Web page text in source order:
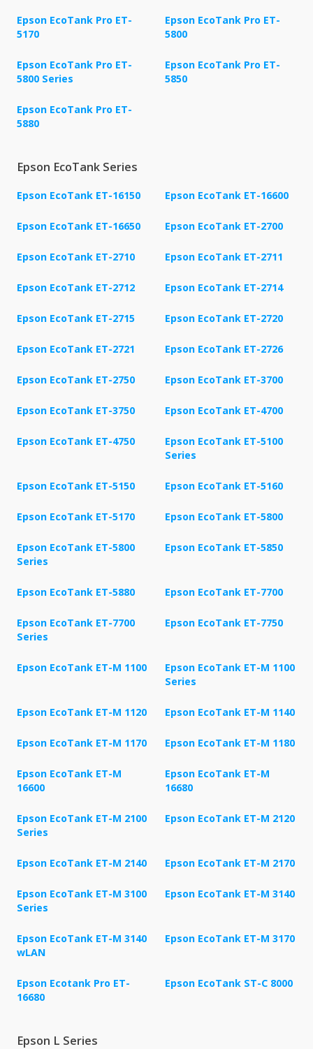
Epson EcoTank Pro ET-
5170
Epson EcoTank Pro ET-
5800
Epson EcoTank Pro ET-
5800 Series
Epson EcoTank Pro ET-
5850
Epson EcoTank Pro ET-
5880
Epson EcoTank Series
Epson EcoTank ET-16150 Epson EcoTank ET-16600
Epson EcoTank ET-16650 Epson EcoTank ET-2700
Epson EcoTank ET-2710 Epson EcoTank ET-2711
Epson EcoTank ET-2712 Epson EcoTank ET-2714
Epson EcoTank ET-2715 Epson EcoTank ET-2720
Epson EcoTank ET-2721 Epson EcoTank ET-2726
Epson EcoTank ET-2750 Epson EcoTank ET-3700
Epson EcoTank ET-3750 Epson EcoTank ET-4700
Epson EcoTank ET-4750
Epson EcoTank ET-5100
Series
Epson EcoTank ET-5150 Epson EcoTank ET-5160
Epson EcoTank ET-5170 Epson EcoTank ET-5800
Epson EcoTank ET-5800
Series
Epson EcoTank ET-5850
Epson EcoTank ET-5880 Epson EcoTank ET-7700
Epson EcoTank ET-7700
Series
Epson EcoTank ET-7750
Epson EcoTank ET-M 1100
Epson EcoTank ET-M 1100
Series
Epson EcoTank ET-M 1120 Epson EcoTank ET-M 1140
Epson EcoTank ET-M 1170 Epson EcoTank ET-M 1180
Epson EcoTank ET-M
16600
Epson EcoTank ET-M
16680
Epson EcoTank ET-M 2100
Series
Epson EcoTank ET-M 2120
Epson EcoTank ET-M 2140 Epson EcoTank ET-M 2170
Epson EcoTank ET-M 3100
Series
Epson EcoTank ET-M 3140
Epson EcoTank ET-M 3140
wLAN
Epson EcoTank ET-M 3170
Epson Ecotank Pro ET-
16680
Epson EcoTank ST-C 8000
Epson L Series